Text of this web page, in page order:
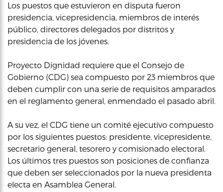
Los puestos que estuvieron en disputa fueron
presidencia, vicepresidencia, miembros de interés
público, directores delegados por distritos y
presidencia de los jóvenes.
Proyecto Dignidad requiere que el Consejo de
Gobierno (CDG) sea compuesto por 23 miembros que
deben cumplir con una serie de requisitos amparados
en el reglamento general, enmendado el pasado abril.
A su vez, el CDG tiene un comité ejecutivo compuesto
por los siguientes puestos: presidente, vicepresidente,
secretario general, tesorero y comisionado electoral.
Los últimos tres puestos son posiciones de confianza
que deben ser seleccionados por la nueva presidenta
electa en Asamblea General.